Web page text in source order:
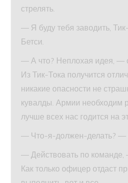
стрелять.
— Я буду тебя заводить,
Бетси.
— А что? Неплохая идея, —
Из Тик-Тока получится
никакие опасности не
кувалды. Армии необходим
лучше всех нас годится на
— Что-я-должен-делать? —
— Действовать по
Как только офицер отдаст